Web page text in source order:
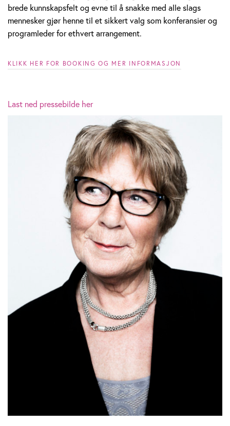
brede kunnskapsfelt og evne til å snakke med alle slags
mennesker gjør henne til et sikkert valg som konferansier og
programleder for ethvert arrangement.
KLIKK HER FOR BOOKING OG MER INFORMASJON
Last ned pressebilde her